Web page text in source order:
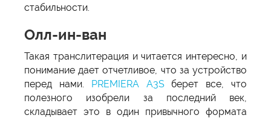
стабильности.
Олл-ин-ван
Такая транслитерация и читается интересно, и
понимание дает отчетливое, что за устройство
перед нами. PREMIERA A3Sберет все, что
полезного изобрели за последний век,
складывает это в один привычного формата